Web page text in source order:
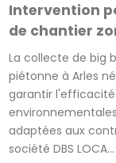
Intervention
de chantier
La collecte de big
piétonne à Arles
garantir
adaptées aux
société DBS LOCA...